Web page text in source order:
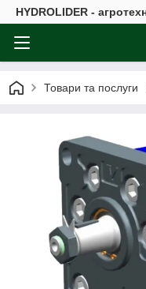
HYDROLIDER -
Товари та послуги